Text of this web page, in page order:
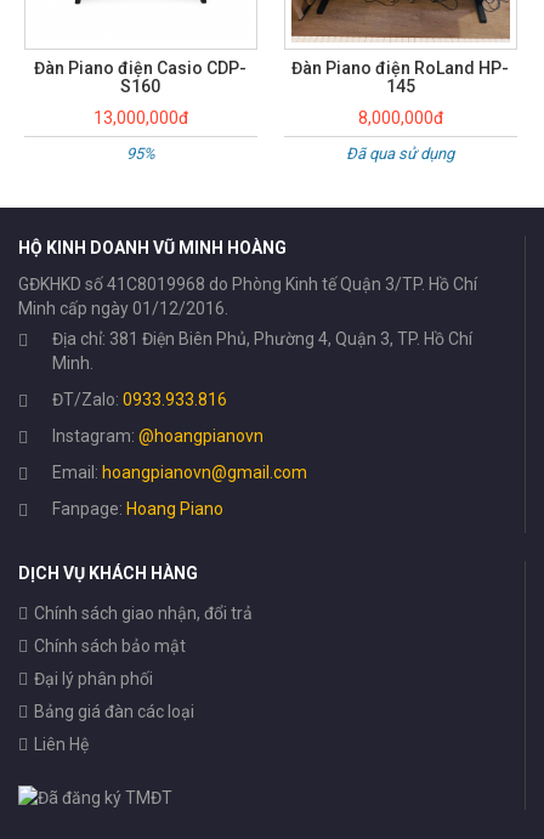
Đàn Piano điện RoLand HP-
145
8,000,000đ
Đã qua sử dụng
Đàn Piano Điện Columbia EP-
330
6,500,000đ
90%
HỘ KINH DOANH VŨ MINH HOÀNG
GĐKHKD số 41C8019968 do Phòng Kinh tế Quận 3/TP. Hồ Chí
Minh cấp ngày 01/12/2016.
Địa chỉ: 381 Điện Biên Phủ, Phường 4, Quận 3, TP. Hồ Chí
Minh.
ĐT/Zalo: 0933.933.816
Instagram: @hoangpianovn
Email: hoangpianovn@gmail.com
Fanpage: Hoang Piano
DỊCH VỤ KHÁCH HÀNG
Chính sách giao nhận, đổi trả
Chính sách bảo mật
Đại lý phân phối
Bảng giá đàn các loại
Liên Hệ